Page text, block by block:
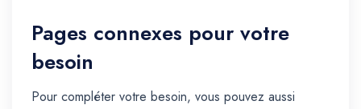
Pages connexes pour votre
besoin
Pour compléter votre besoin, vous pouvez aussi